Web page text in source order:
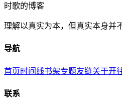
时歌的博客
理解以真实为本，但真实本身并
导航
首页时间线书架专题友链关于开
联系